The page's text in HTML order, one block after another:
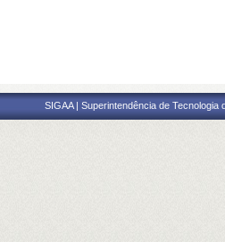
SIGAA | Superintendência de